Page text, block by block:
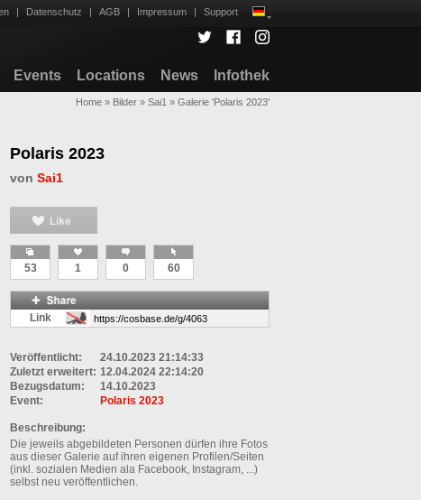
| Datenschutz | AGB | Impressum | Support
Events Locations News Infothek
Home » Bilder » Sai1 » Galerie 'Polaris 2023'
Polaris 2023
von Sai1
53 1 0 60
Link
Veröffentlicht:
24.10.2023 21:14:33
Zuletzt erweitert: 12.04.2024 22:14:20
Bezugsdatum:
14.10.2023
Event:
Polaris 2023
Beschreibung:
Die jeweils abgebildeten Personen dürfen ihre Fotos
aus dieser Galerie auf ihren eigenen Profilen/Seiten
(inkl. sozialen Medien ala Facebook, Instagram, ...)
selbst neu veröffentlichen.